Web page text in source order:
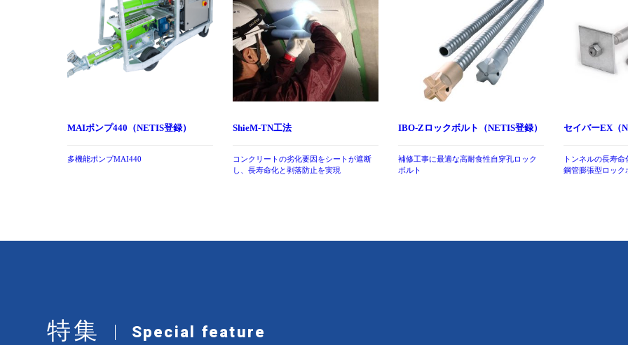
MAIポンプ440（NETIS登録）
多機能ポンプMAI440
ShieM-TN工法
コンクリートの劣化要因をシートが遮断
し、長寿命化と剥落防止を実現
IBO-Zロックボルト（NETIS登録）
補修工事に最適な高耐食性自穿孔ロック
ボルト
セイバーEX（
トンネルの長寿
鋼管膨張型ロック
特集 Special feature